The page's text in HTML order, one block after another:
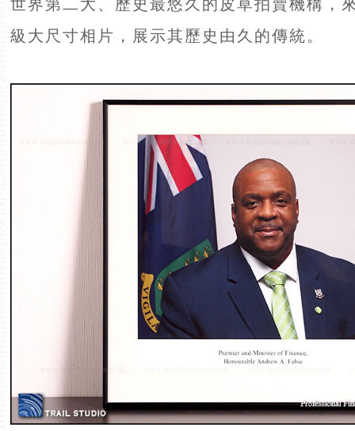
世界第二大、歷史最悠久的皮草拍賣機構，
級大尺寸相片，展示其歷史由久的傳統。